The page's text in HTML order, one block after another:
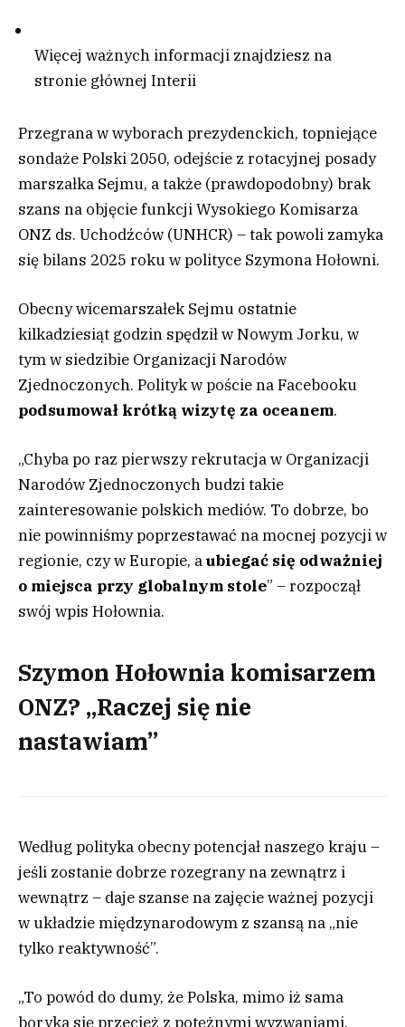
Więcej ważnych informacji znajdziesz na
stronie głównej Interii
Przegrana w wyborach prezydenckich, topniejące
sondaże Polski 2050, odejście z rotacyjnej posady
marszałka Sejmu, a także (prawdopodobny) brak
szans na objęcie funkcji Wysokiego Komisarza
ONZ ds. Uchodźców (UNHCR) – tak powoli zamyka
się bilans 2025 roku w polityce Szymona Hołowni.
Obecny wicemarszałek Sejmu ostatnie
kilkadziesiąt godzin spędził w Nowym Jorku, w
tym w siedzibie Organizacji Narodów
Zjednoczonych. Polityk w poście na Facebooku
podsumował krótką wizytę za oceanem.
„Chyba po raz pierwszy rekrutacja w Organizacji
Narodów Zjednoczonych budzi takie
zainteresowanie polskich mediów. To dobrze, bo
nie powinniśmy poprzestawać na mocnej pozycji w
regionie, czy w Europie, aubiegać się odważniej
o miejsca przy globalnym stole” – rozpoczął
swój wpis Hołownia.
Szymon Hołownia komisarzem
ONZ? „Raczej się nie
nastawiam”
Według polityka obecny potencjał naszego kraju –
jeśli zostanie dobrze rozegrany na zewnątrz i
wewnątrz – daje szanse na zajęcie ważnej pozycji
w układzie międzynarodowym z szansą na „nie
tylko reaktywność”.
„To powód do dumy, że Polska, mimo iż sama
boryka się przecież z potężnymi wyzwaniami,